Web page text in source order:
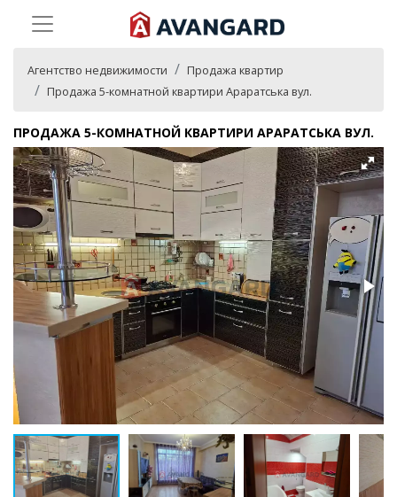
Агентство недвижимости
Продажа квартир
Продажа 5-комнатной квартири Араратська вул.
ПРОДАЖА 5-КОМНАТНОЙ КВАРТИРИ АРАРАТСЬКА ВУЛ.